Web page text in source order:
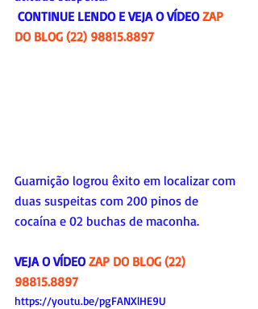
CONTINUE LENDO E VEJA O VÍDEO ZAP
DO BLOG (22) 98815.8897
Guarnição logrou êxito em localizar com
duas suspeitas com 200 pinos de
cocaína e 02 buchas de maconha.
VEJA O VÍDEO ZAP DO BLOG (22)
98815.8897
https://youtu.be/pgFANXlHE9U